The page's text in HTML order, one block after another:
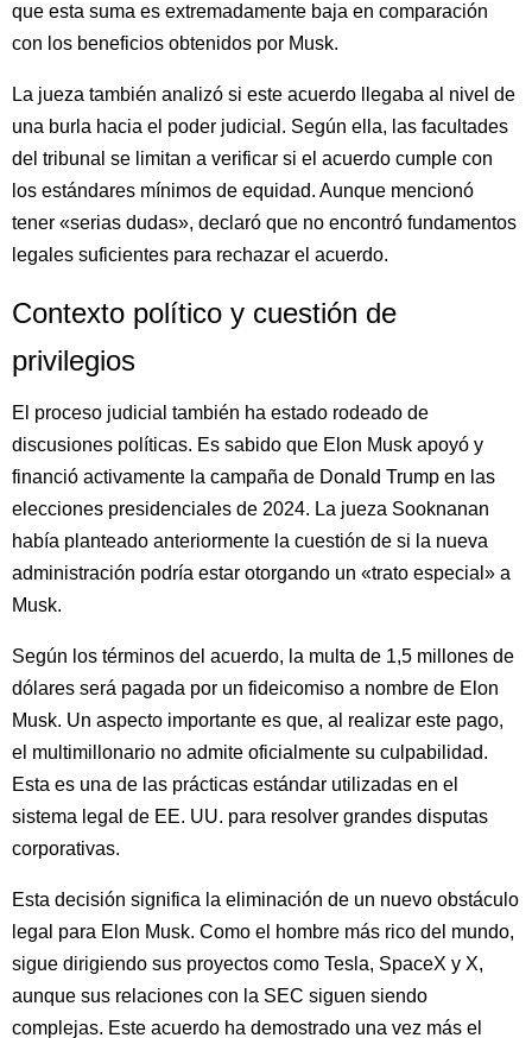
que esta suma es extremadamente baja en comparación
con los beneficios obtenidos por Musk.
La jueza también analizó si este acuerdo llegaba al nivel de
una burla hacia el poder judicial. Según ella, las facultades
del tribunal se limitan a verificar si el acuerdo cumple con
los estándares mínimos de equidad. Aunque mencionó
tener «serias dudas», declaró que no encontró fundamentos
legales suficientes para rechazar el acuerdo.
Contexto político y cuestión de
privilegios
El proceso judicial también ha estado rodeado de
discusiones políticas. Es sabido que Elon Musk apoyó y
financió activamente la campaña de Donald Trump en las
elecciones presidenciales de 2024. La jueza Sooknanan
había planteado anteriormente la cuestión de si la nueva
administración podría estar otorgando un «trato especial» a
Musk.
Según los términos del acuerdo, la multa de 1,5 millones de
dólares será pagada por un fideicomiso a nombre de Elon
Musk. Un aspecto importante es que, al realizar este pago,
el multimillonario no admite oficialmente su culpabilidad.
Esta es una de las prácticas estándar utilizadas en el
sistema legal de EE. UU. para resolver grandes disputas
corporativas.
Esta decisión significa la eliminación de un nuevo obstáculo
legal para Elon Musk. Como el hombre más rico del mundo,
sigue dirigiendo sus proyectos como Tesla, SpaceX y X,
aunque sus relaciones con la SEC siguen siendo
complejas. Este acuerdo ha demostrado una vez más el